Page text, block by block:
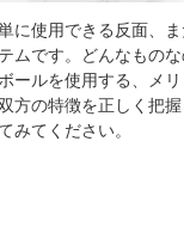
に使用できる反面、
ムです。どんなもの
ールを使用する、メ
方の特徴を正しく把
みてください。